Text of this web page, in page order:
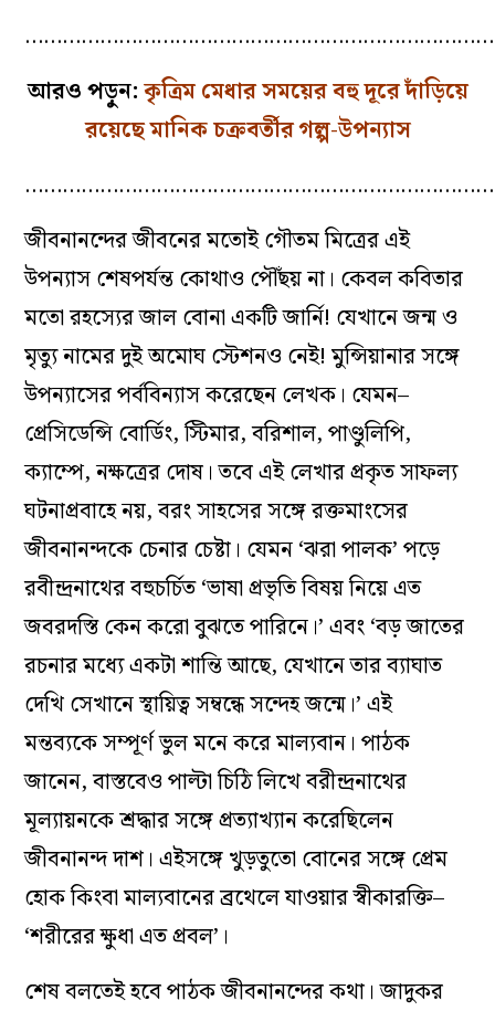
আরও পড়ুন:কৃত্রিম মেধার সময়ের বহু দূরে দাঁড়িয়ে
রয়েছে মানিক চক্রবর্তীর গল্প-উপন্যাস
জীবনানন্দের জীবনের মতোই গৌতম মিত্রের এই
উপন্যাস শেষপর্যন্ত কোথাও পৌঁছয় না। কেবল কবিতার
মতো রহস্যের জাল বোনা একটি জার্নি! যেখানে জন্ম ও
মৃত্যু নামের দুই অমোঘ স্টেশনও নেই! মুন্সিয়ানার সঙ্গে
উপন্যাসের পর্ববিন্যাস করেছেন লেখক। যেমন–
প্রেসিডেন্সি বোর্ডিং, স্টিমার, বরিশাল, পাণ্ডুলিপি,
ক্যাম্পে, নক্ষত্রের দোষ। তবে এই লেখার প্রকৃত সাফল্য
ঘটনাপ্রবাহে নয়, বরং সাহসের সঙ্গে রক্তমাংসের
জীবনানন্দকে চেনার চেষ্টা। যেমন ‘ঝরা পালক’ পড়ে
রবীন্দ্রনাথের বহুচর্চিত ‘ভাষা প্রভৃতি বিষয় নিয়ে এত
জবরদস্তি কেন করো বুঝতে পারিনে।’ এবং ‘বড় জাতের
রচনার মধ্যে একটা শান্তি আছে, যেখানে তার ব্যাঘাত
দেখি সেখানে স্থায়িত্ব সম্বন্ধে সন্দেহ জন্মে।’ এই
মন্তব্যকে সম্পূর্ণ ভুল মনে করে মাল্যবান। পাঠক
জানেন, বাস্তবেও পাল্টা চিঠি লিখে বরীন্দ্রনাথের
মূল্যায়নকে শ্রদ্ধার সঙ্গে প্রত্যাখ্যান করেছিলেন
জীবনানন্দ দাশ। এইসঙ্গে খুড়তুতো বোনের সঙ্গে প্রেম
হোক কিংবা মাল্যবানের ব্রথেলে যাওয়ার স্বীকারক্তি–
‘শরীরের ক্ষুধা এত প্রবল’।
শেষ বলতেই হবে পাঠক জীবনানন্দের কথা। জাদুকর